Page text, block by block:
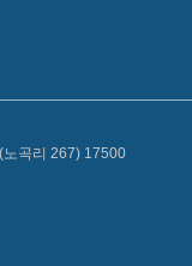
노곡리 267) 17500